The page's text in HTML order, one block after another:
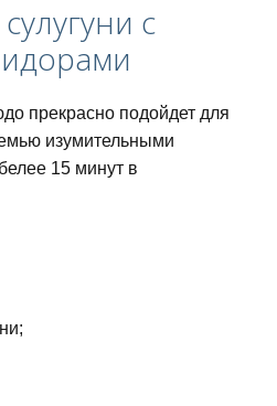
с
прекрасно подойдет для
изумительными
15 минут в